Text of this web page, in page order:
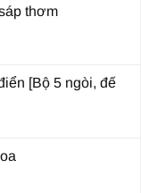
thơm
₫ [Bộ 5 ngòi, đế